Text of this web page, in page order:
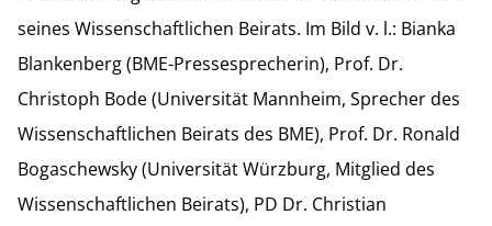
seines Wissenschaftlichen Beirats. Im Bild v. l.: Bianka
Blankenberg (BME-Pressesprecherin), Prof. Dr.
Christoph Bode (Universität Mannheim, Sprecher des
Wissenschaftlichen Beirats des BME), Prof. Dr. Ronald
Bogaschewsky (Universität Würzburg, Mitglied des
Wissenschaftlichen Beirats), PD Dr. Christian